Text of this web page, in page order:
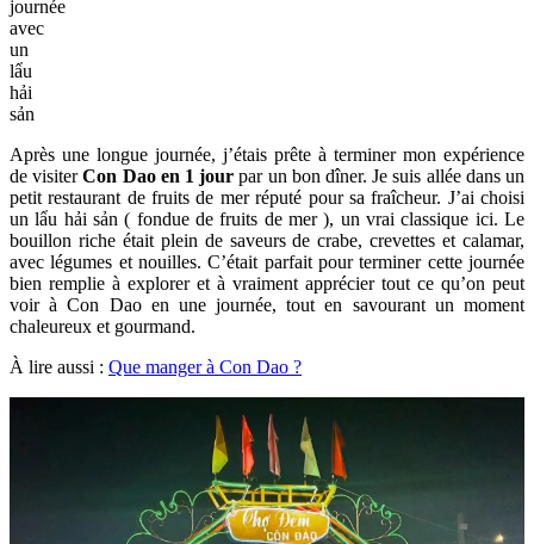
journée
avec
un
lẩu
hải
sản
Après une longue journée, j’étais prête à terminer mon expérience
de visiterCon Dao en 1 jour par un bon dîner. Je suis allée dans un
petit restaurant de fruits de mer réputé pour sa fraîcheur. J’ai choisi
un lẩu hải sản ( fondue de fruits de mer ), un vrai classique ici. Le
bouillon riche était plein de saveurs de crabe, crevettes et calamar,
avec légumes et nouilles. C’était parfait pour terminer cette journée
bien remplie à explorer et à vraiment apprécier tout ce qu’on peut
voir à Con Dao en une journée, tout en savourant un moment
chaleureux et gourmand.
À lire aussi : Que manger à Con Dao ?